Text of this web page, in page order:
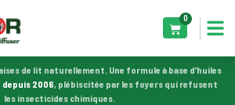
0
de lit naturellement. Une formule à base d’huiles
depuis 2006, plébiscitée par les foyers qui refusent
les insecticides chimiques.